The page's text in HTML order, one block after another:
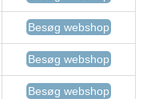
Besøg webshop
Besøg webshop
Besøg webshop